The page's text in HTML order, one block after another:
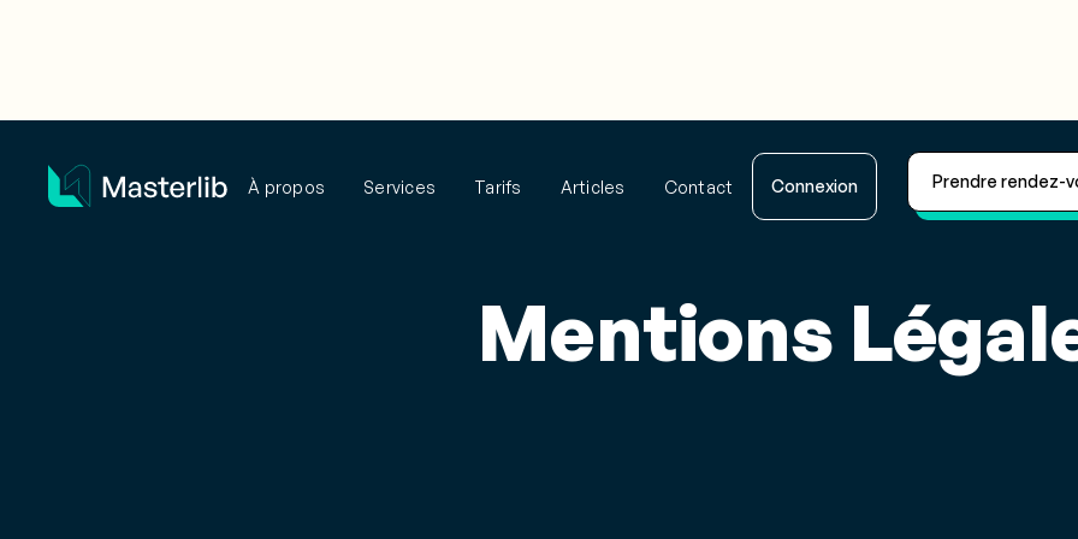
À propos Services Tarifs Articles Contact Connexion Prendre rendez-
Mentions